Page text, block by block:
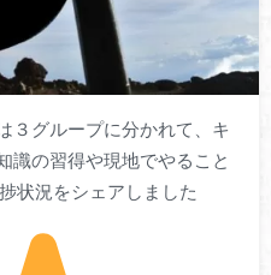
３グループに分かれて、キ
識の習得や現地でやること
状況をシェアしました